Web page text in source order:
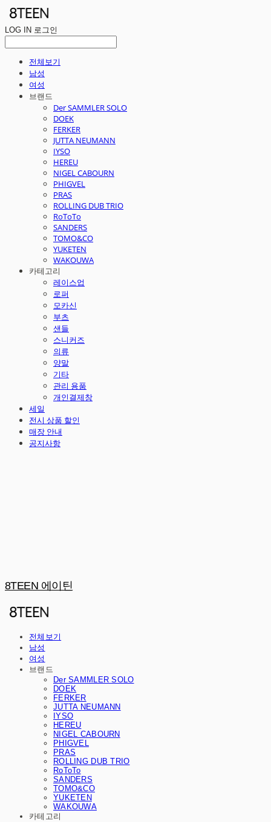
LOG IN 로그인
전체보기
남성
여성
브랜드
Der SAMMLER SOLO
DOEK
FERKER
JUTTA NEUMANN
IYSO
HEREU
NIGEL CABOURN
PHIGVEL
PRAS
ROLLING DUB TRIO
RoToTo
SANDERS
TOMO&CO
YUKETEN
WAKOUWA
카테고리
레이스업
로퍼
모카신
부츠
샌들
스니커즈
의류
양말
기타
관리 용품
개인결제창
세일
전시 상품 할인
매장 안내
공지사항
8TEEN 에이틴
전체보기
남성
여성
브랜드
Der SAMMLER SOLO
DOEK
FERKER
JUTTA NEUMANN
IYSO
HEREU
NIGEL CABOURN
PHIGVEL
PRAS
ROLLING DUB TRIO
RoToTo
SANDERS
TOMO&CO
YUKETEN
WAKOUWA
카테고리